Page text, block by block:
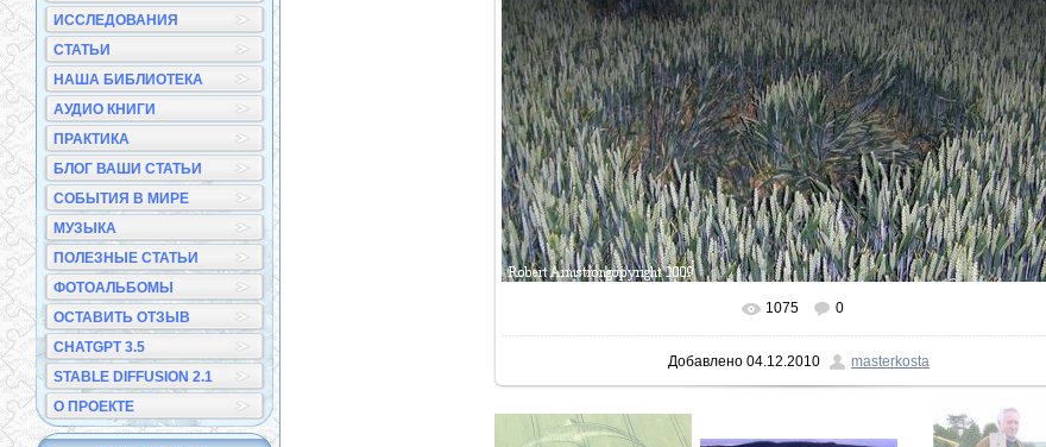
ИССЛЕДОВАНИЯ
СТАТЬИ
НАША БИБЛИОТЕКА
АУДИО КНИГИ
ПРАКТИКА
БЛОГ ВАШИ СТАТЬИ
СОБЫТИЯ В МИРЕ
МУЗЫКА
ПОЛЕЗНЫЕ СТАТЬИ
ФОТОАЛЬБОМЫ
ОСТАВИТЬ ОТЗЫВ
CHATGPT 3.5
STABLE DIFFUSION 2.1
О ПРОЕКТЕ
1075 0
Добавлено 04.12.2010 masterkosta